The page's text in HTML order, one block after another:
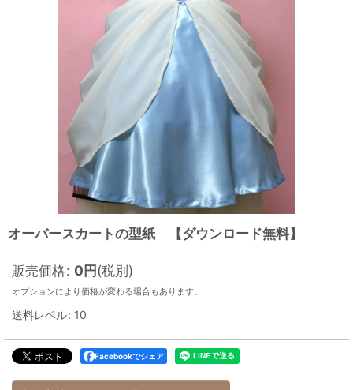
オーバースカートの型紙 【ダウンロード無料】
販売価格: 0円(税別)
オプションにより価格が変わる場合もあります。
送料レベル: 10
Facebookでシェア